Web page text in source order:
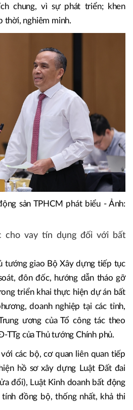
quyền, nếu vượt quá thẩm quyền
xem xét, quyết định. Các cơ
đề cao trách nhiệm và hình
lý để cán bộ, công chức, viên
thực hiện công việc, miễn là vô
chung, vì sự phát triển; khen
thời, nghiêm minh.
sản TPHCM phát biểu - Ảnh:
cho vay tín dụng đối với bất
tướng giao Bộ Xây dựng tiếp tục
triển khai thực hiện dự án bất
doanh nghiệp tại các tỉnh,
ương của Tổ công tác theo
của Thủ tướng Chính phủ.